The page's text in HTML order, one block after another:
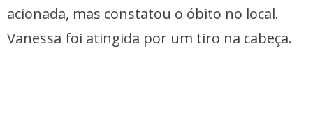
acionada, mas constatou o óbito no local.
Vanessa foi atingida por um tiro na cabeça.